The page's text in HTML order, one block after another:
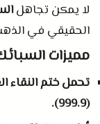
لا يمكن تجاهل
الحقيقي في
مميزات
تحمل ختم النقاء
(999.9).